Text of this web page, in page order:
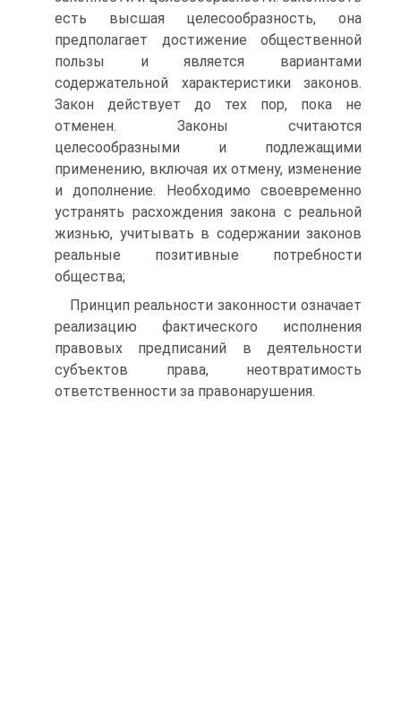
есть высшая целесообразность, она
предполагает достижение общественной
пользы и является вариантами
содержательной характеристики законов.
Закон действует до тех пор, пока не
отменен. Законы считаются
целесообразными и подлежащими
применению, включая их отмену, изменение
и дополнение. Необходимо своевременно
устранять расхождения закона с реальной
жизнью, учитывать в содержании законов
реальные позитивные потребности
общества;
Принцип реальности законности означает
реализацию фактического исполнения
правовых предписаний в деятельности
субъектов права, неотвратимость
ответственности за правонарушения.